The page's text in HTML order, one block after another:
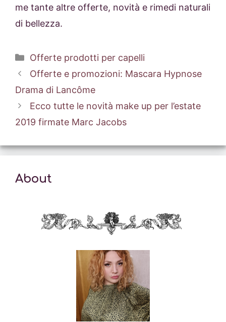
me tante altre offerte, novità e rimedi naturali
di bellezza.
Categorie
Offerte prodotti per capelli
Offerte e promozioni: Mascara Hypnose
Drama di Lancôme
Ecco tutte le novità make up per l’estate
2019 firmate Marc Jacobs
About